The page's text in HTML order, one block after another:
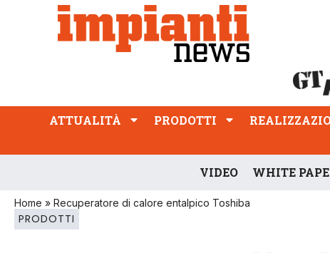
ATTUALITÀ PRODOTTI REALIZZAZIONI
PROFESSIONE
ATTUALITÀ PRODOTTI
VIDEO WHITE
Home » Recuperatore di calore entalpico Toshiba
PRODOTTI